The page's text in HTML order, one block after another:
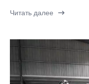
Читать далее